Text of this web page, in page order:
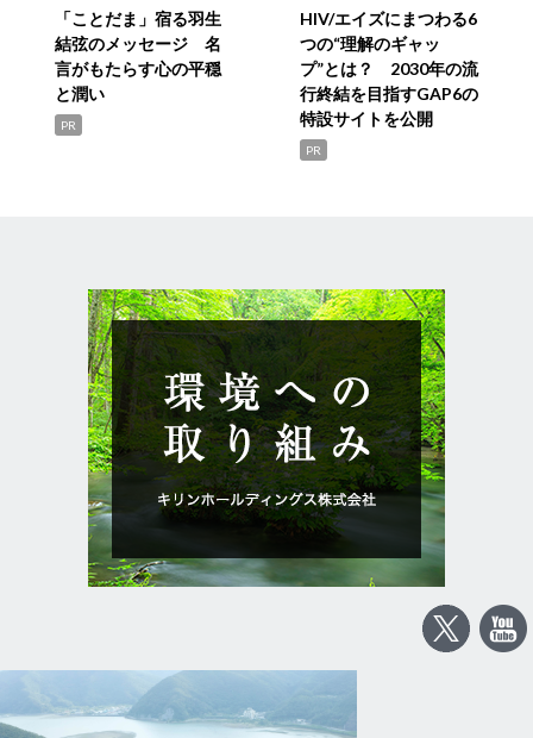
「ことだま」宿る羽生
結弦のメッセージ 名
言がもたらす心の平穏
と潤い
PR
HIV/エイズにまつわる6
つの“理解のギャッ
プ”とは？ 2030年の流
行終結を目指すGAP6の
特設サイトを公開
PR